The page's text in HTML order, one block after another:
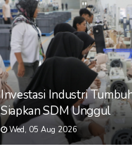
Investasi Industri
Siapkan SDM Unggul
Wed, 05 Aug 2026